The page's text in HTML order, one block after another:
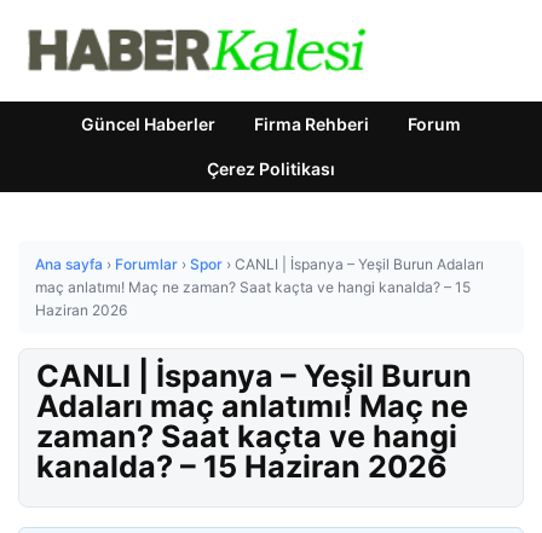
Güncel Haberler Firma Rehberi Forum
Çerez Politikası
Ana sayfa › Forumlar › Spor › CANLI | İspanya – Yeşil Burun Adaları
maç anlatımı! Maç ne zaman? Saat kaçta ve hangi kanalda? – 15
Haziran 2026
CANLI | İspanya – Yeşil Burun
Adaları maç anlatımı! Maç ne
zaman? Saat kaçta ve hangi
kanalda? – 15 Haziran 2026